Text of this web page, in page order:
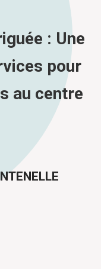
: Une
pour
au centre